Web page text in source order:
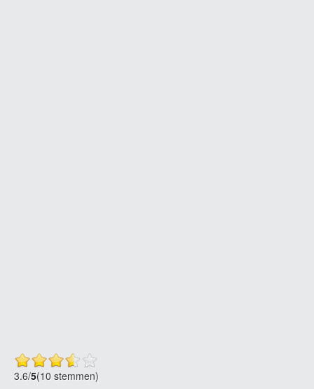
3.6/5(10 stemmen)